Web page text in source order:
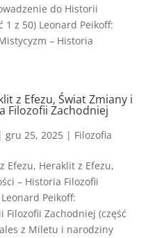
do Historii
1 z 50) Leonard Peikoff:
– Historia
z Efezu, Świat Zmiany i
Filozofii Zachodniej
| gru 25, 2025| Filozofia
Efezu, Heraklit z Efezu,
– Historia Filozofii
Peikoff:
Zachodniej (część
z Miletu i narodziny